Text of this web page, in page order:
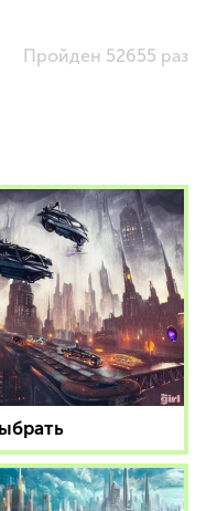
Пройден 52655 раз